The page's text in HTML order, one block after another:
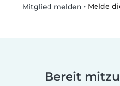
Mitglied melden • Melde
Bereit